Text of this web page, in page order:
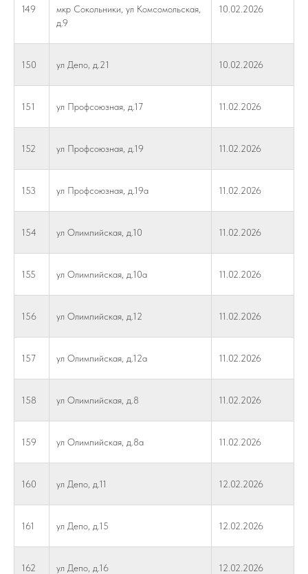
149
мкр Сокольники, ул Комсомольская,
д.9
10.02.2026
150 ул Депо, д.21 10.02.2026
151 ул Профсоюзная, д.17 11.02.2026
152 ул Профсоюзная, д.19 11.02.2026
153 ул Профсоюзная, д.19а 11.02.2026
154 ул Олимпийская, д.10 11.02.2026
155 ул Олимпийская, д.10а 11.02.2026
156 ул Олимпийская, д.12 11.02.2026
157 ул Олимпийская, д.12а 11.02.2026
158 ул Олимпийская, д.8 11.02.2026
159 ул Олимпийская, д.8а 11.02.2026
160 ул Депо, д.11 12.02.2026
161 ул Депо, д.15 12.02.2026
162 ул Депо, д.16 12.02.2026